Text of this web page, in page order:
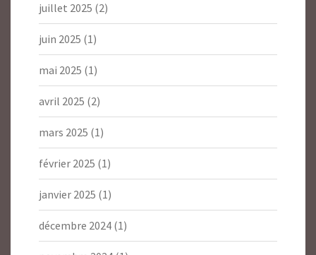
juillet 2025 (2)
juin 2025 (1)
mai 2025 (1)
avril 2025 (2)
mars 2025 (1)
février 2025 (1)
janvier 2025 (1)
décembre 2024 (1)